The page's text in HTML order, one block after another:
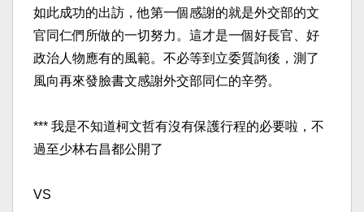
如此成功的出訪，他第一個感謝的就是外交部的文
官同仁們所做的一切努力。這才是一個好長官、好
政治人物應有的風範。不必等到立委質詢後，測了
風向再來發臉書文感謝外交部同仁的辛勞。
*** 我是不知道柯文哲有沒有保護行程的必要啦，不
過至少林右昌都公開了
VS